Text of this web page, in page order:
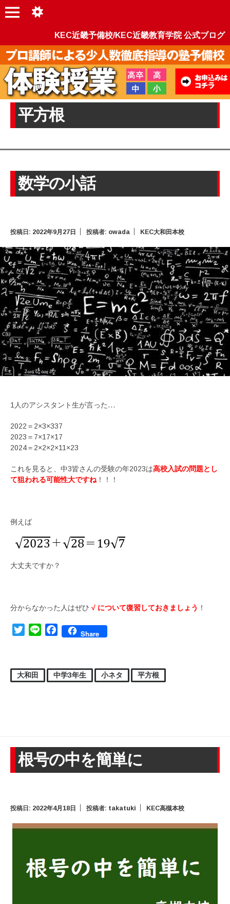
KEC近畿予備校/KEC近畿教育学院 公式ブログ
平方根
数学の小話
投稿日: 2022年9月27日 投稿者: owada KEC大和田本校
1人のアシスタント生が言った…
2022＝2×3×337
2023＝7×17×17
2024＝2×2×2×11×23
これを見ると、中3皆さんの受験の年2023は高校入試の問題とし
て狙われる可能性大ですね ！！！
例えば
大丈夫ですか？
分からなかった人はぜひ √ について復習しておきましょう ！
TwitterLine FacebookShare
大和田 中学3年生 小ネタ 平方根
根号の中を簡単に
投稿日: 2022年4月18日 投稿者: takatuki KEC高槻本校